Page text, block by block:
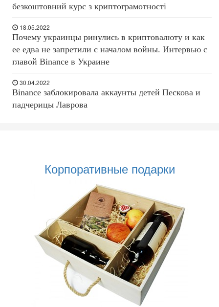
безкоштовний курс з криптограмотності
18.05.2022
Почему украинцы ринулись в криптовалюту и как
ее едва не запретили с началом войны. Интервью с
главой Binance в Украине
30.04.2022
Binance заблокировала аккаунты детей Пескова и
падчерицы Лаврова
Корпоративные подарки